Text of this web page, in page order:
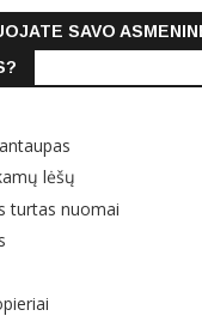
SAVO
lėšų
turtas nuomai